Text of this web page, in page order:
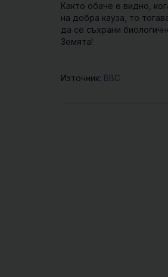
Както обаче е видно,
на добра кауза, то
да се съхрани
Земята!
Източник: BBC